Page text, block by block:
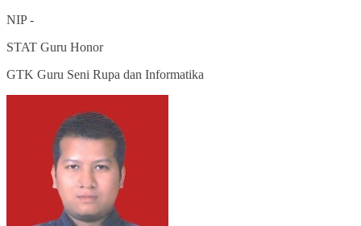
NIP-
STAT Guru Honor
GTK Guru Seni Rupa dan Informatika